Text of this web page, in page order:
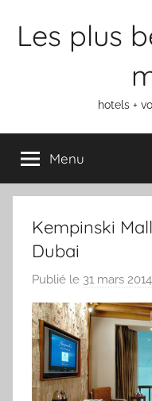
Les plus
hotels +
Menu
Kempinski
Dubai
Publié le 31 mars 2014